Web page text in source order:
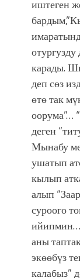
иштеген
карады.
деп сөз
өтө так
оорума”…
деген
Мынабу
ушатып
кылып
алып
суроого
ийипмин…
аны
экөөбүз
калабыз”